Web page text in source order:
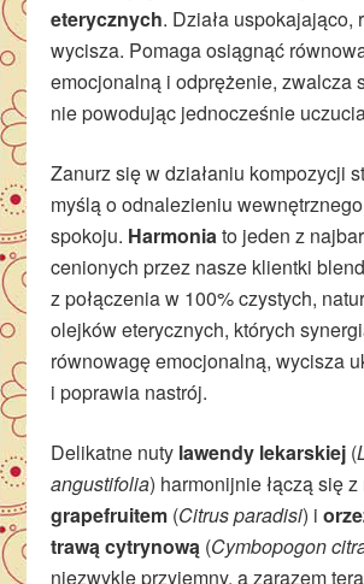
eterycznych. Działa uspokajająco,
wycisza. Pomaga osiągnąć
emocjonalną i odprężenie, zwalcza
nie powodując jednocześnie
Zanurz się w działaniu kompozycji
myślą o odnalezieniu wewnętrznego
spokoju. Harmoniato jeden z
cenionych przez nasze klientki
z połączenia w 100% czystych,
olejków eterycznych, których
równowagę emocjonalną, wycisza
i poprawia nastrój.
Delikatne nuty lawendy lekarskiej (
angustifolia) harmonijnie łączą się z
grapefruitem (Citrus paradisi) i
trawą cytrynową (Cymbopogon
niezwykle przyjemny, a zarazem